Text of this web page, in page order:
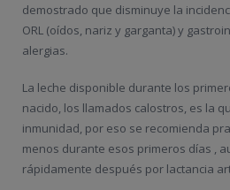
demostrado que disminuye la
ORL (oídos, nariz y garganta) y
alergias.
La leche disponible durante los
nacido, los llamados calostros, es la
inmunidad, por eso se recomienda
menos durante esos primeros días ,
rápidamente después por lactancia